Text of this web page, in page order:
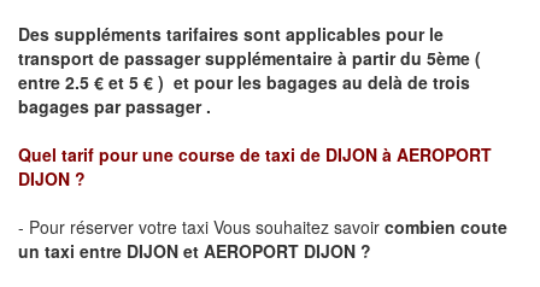
Des suppléments tarifaires sont applicables pour le
transport de passager supplémentaire à partir du 5ème (
entre 2.5 € et 5 € ) et pour les bagages au delà de trois
bagages par passager .
Quel tarif pour une course de taxi de DIJON à AEROPORT
DIJON ?
- Pour réserver votre taxi Vous souhaitez savoir combien coute
un taxi entre DIJON et AEROPORT DIJON ?